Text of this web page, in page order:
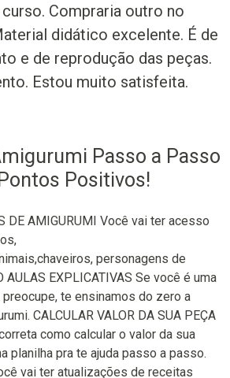
Compraria outro no
didático excelente. É de
e de reprodução das peças.
Estou muito satisfeita.
Passo a Passo
Positivos!
DE AMIGURUMI Você vai ter acesso
personagens de
AULAS EXPLICATIVAS Se você é uma
te ensinamos do zero a
CALCULAR VALOR DA SUA PEÇA
como calcular o valor da sua
planilha pra te ajuda passo a passo.
vai ter atualizações de receitas